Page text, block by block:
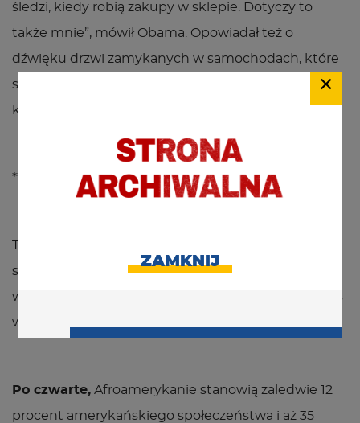
śledzi, kiedy robią zakupy w sklepie. Dotyczy to
także mnie”, mówił Obama. Opowiadał też o
dźwięku drzwi zamykanych w samochodach, które
słyszał, kiedy przechodził przez ulicę, czy białych
kobietach, które bały się jechać z nim windą.
***
Te doświadczenia mają przełożenie na konkretne
statystyki. I tu dochodzimy do głębszych przyczyn
wyjaśniających, dlaczego wydarzenia w Minneapolis
wywołały taką eksplozję gniewu.
Po czwarte, Afroamerykanie stanowią zaledwie 12
procent amerykańskiego społeczeństwa i aż 35
ZAMKNIJ
×